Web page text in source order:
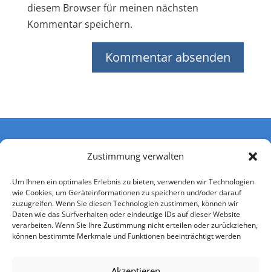
Zustimmung verwalten
Um Ihnen ein optimales Erlebnis zu bieten, verwenden wir Technologien
wie Cookies, um Geräteinformationen zu speichern und/oder darauf
zuzugreifen. Wenn Sie diesen Technologien zustimmen, können wir
Daten wie das Surfverhalten oder eindeutige IDs auf dieser Website
verarbeiten. Wenn Sie Ihre Zustimmung nicht erteilen oder zurückziehen,
können bestimmte Merkmale und Funktionen beeinträchtigt werden
diesem Browser für meinen nächsten
Kommentar speichern.
Impressum
Datenschutzerklärung